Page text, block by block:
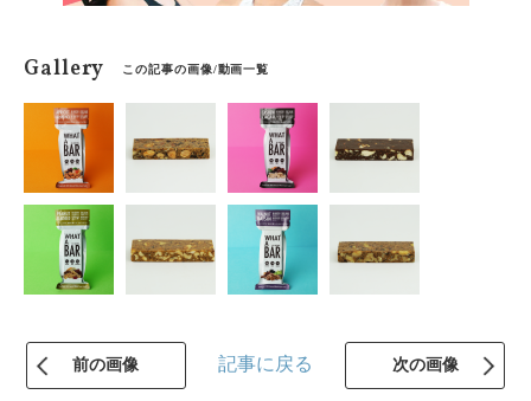
Gallery この記事の画像/動画一覧
前の画像 記事に戻る 次の画像